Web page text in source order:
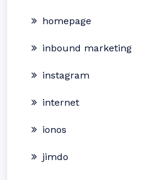
homepage
inbound marketing
instagram
internet
ionos
jimdo